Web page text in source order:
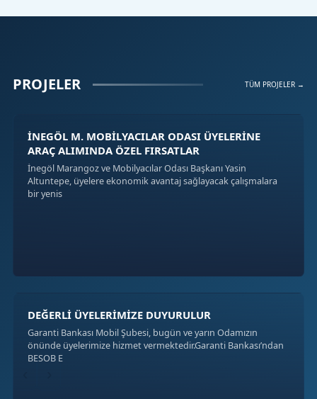
PROJELER TÜM PROJELER →
İNEGÖL M. MOBİLYACILAR ODASI ÜYELERİNE
ARAÇ ALIMINDA ÖZEL FIRSATLAR
İnegöl Marangoz ve Mobilyacılar Odası Başkanı Yasin
Altuntepe, üyelere ekonomik avantaj sağlayacak çalışmalara
bir yenis
DEĞERLİ ÜYELERİMİZE DUYURULUR
Garanti Bankası Mobil Şubesi, bugün ve yarın Odamızın
önünde üyelerimize hizmet vermektedir.Garanti Bankası’ndan
BESOB E